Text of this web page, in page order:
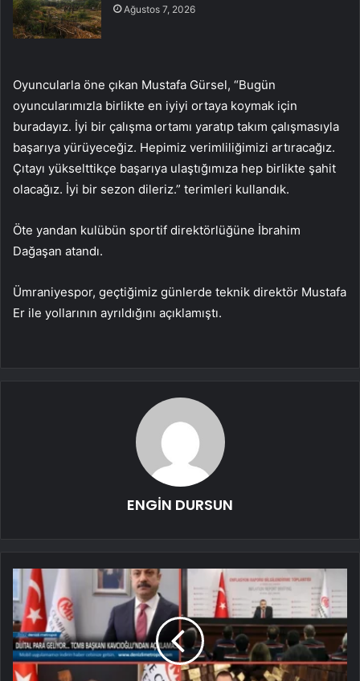
Ağustos 7, 2026
Oyuncularla öne çıkan Mustafa Gürsel, “Bugün
oyuncularımızla birlikte en iyiyi ortaya koymak için
buradayız. İyi bir çalışma ortamı yaratıp takım çalışmasıyla
başarıya yürüyeceğiz. Hepimiz verimliliğimizi artıracağız.
Çıtayı yükselttikçe başarıya ulaştığımıza hep birlikte şahit
olacağız. İyi bir sezon dileriz.” terimleri kullandık.
Öte yandan kulübün sportif direktörlüğüne İbrahim
Dağaşan atandı.
Ümraniyespor, geçtiğimiz günlerde teknik direktör Mustafa
Er ile yollarının ayrıldığını açıklamıştı.
ENGİN DURSUN